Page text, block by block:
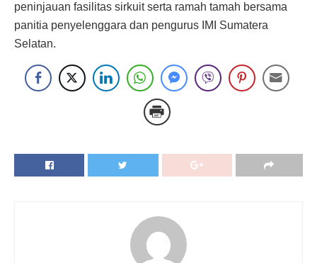
peninjauan fasilitas sirkuit serta ramah tamah bersama
panitia penyelenggara dan pengurus IMI Sumatera
Selatan.